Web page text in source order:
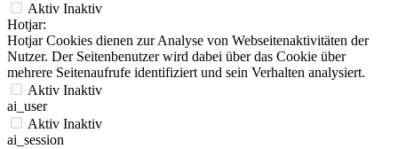
Aktiv Inaktiv
Hotjar:
Hotjar Cookies dienen zur Analyse von Webseitenaktivitäten der
Nutzer. Der Seitenbenutzer wird dabei über das Cookie über
mehrere Seitenaufrufe identifiziert und sein Verhalten analysiert.
Aktiv Inaktiv
ai_user
Aktiv Inaktiv
ai_session